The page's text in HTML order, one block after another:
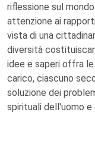
riflessione sul
attenzione ai
vista di una
diversità
idee e saperi offra
carico, ciascuno
soluzione dei
spirituali dell'uomo e